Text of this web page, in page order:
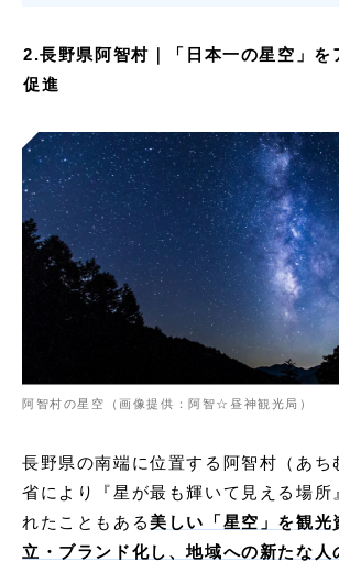
2.長野県阿智村｜「日本一の星空」を
促進
阿智村の星空（画像提供：阿智☆昼神観光局）
長野県の南端に位置する阿智村（あち
省により『星が最も輝いて見える場所
れたこともある美しい「星空」を観光
立・ブランド化し、地域への新たな人